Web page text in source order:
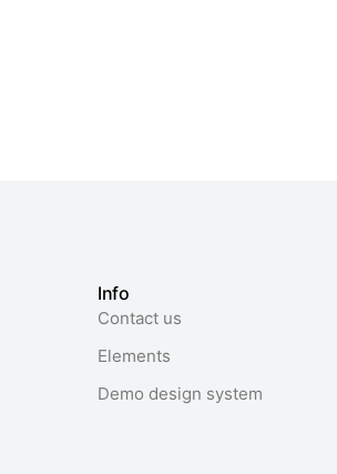
Info
Contact us
Elements
Demo design system